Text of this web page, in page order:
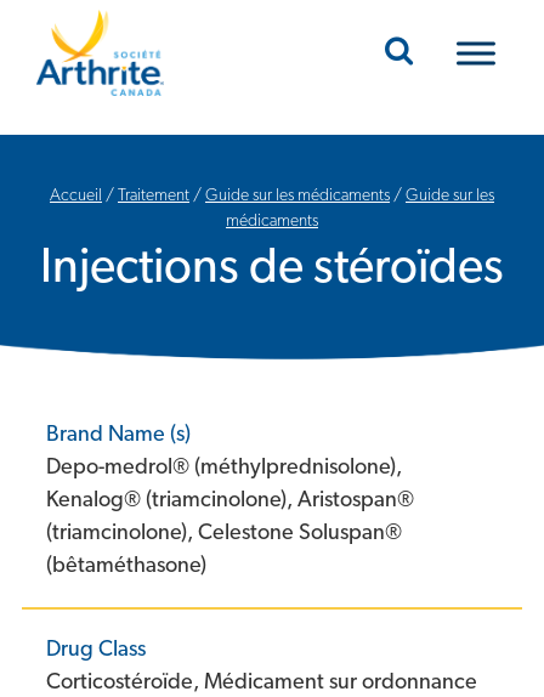
Mobile Navigation
Accueil / Traitement / Guide sur les médicaments / Guide sur les
médicaments
Injections de stéroïdes
Brand Name (s)
Depo-medrol® (méthylprednisolone),
Kenalog® (triamcinolone), Aristospan®
(triamcinolone), Celestone Soluspan®
(bêtaméthasone)
Drug Class
Corticostéroïde, Médicament sur ordonnance